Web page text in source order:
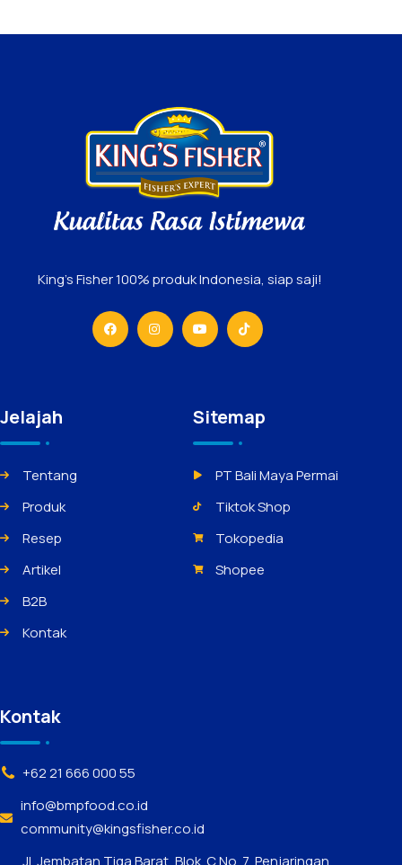
King’s Fisher 100% produk Indonesia, siap saji!
Jelajah
Tentang
Produk
Resep
Artikel
B2B
Kontak
Sitemap
PT Bali Maya Permai
Tiktok Shop
Tokopedia
Shopee
Kontak
+62 21 666 000 55
info@bmpfood.co.id
community@kingsfisher.co.id
Jl. Jembatan Tiga Barat, Blok. C No. 7, Penjaringan,